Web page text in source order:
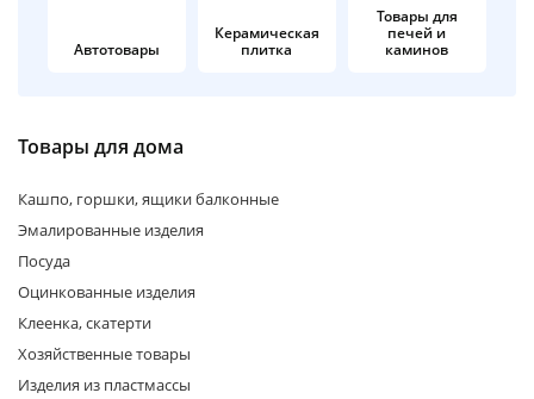
Автотовары
Керамическая
плитка
Товары для
печей и
каминов
Товары для дома
Кашпо, горшки, ящики балконные
Эмалированные изделия
Посуда
Оцинкованные изделия
Клеенка, скатерти
Хозяйственные товары
Изделия из пластмассы